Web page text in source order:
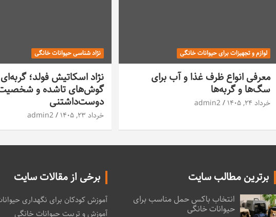
لوازم و تجهیزات برای حیوانات خانگی
معرفی انواع ظرف غذا و آب برای
سگ‌ها و گربه‌ها
خرداد ۲۴, ۱۴۰۵ admin2
نژاد شناسی حیوانات خانگی
نژاد اسکاتیش فولد؛ گربه‌ای
گوش‌های تاشده و
دوست‌داشتنی
خرداد ۲۳, ۱۴۰۵ admin2
برترین مطالب سایت
انتخاب باکس حمل مناسب برای
حیوانات خانگی
برخی از مقالات سایت
آموزش کودکان برای نگهداری
آموزش و تربیت حیوانات خانگی